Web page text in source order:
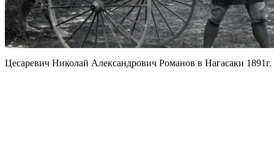
Цесаревич Николай Александрович Романов в Нагасаки 1891г.